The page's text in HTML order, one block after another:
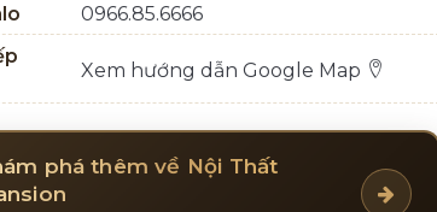
0966.85.6666
Xem hướng dẫn Google Map
phá thêm về Nội Thất